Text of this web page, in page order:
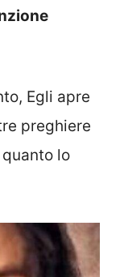
Egli apre
preghiere
lo